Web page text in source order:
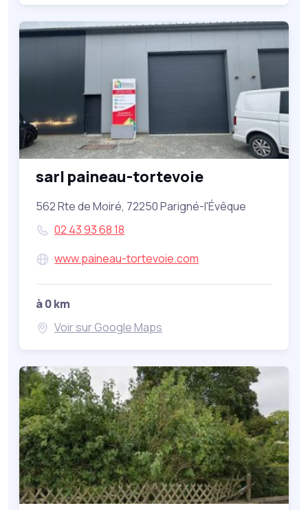
sarl paineau-tortevoie
562 Rte de Moiré, 72250 Parigné-l'Évêque
02 43 93 68 18
www.paineau-tortevoie.com
à 0 km
Voir sur Google Maps